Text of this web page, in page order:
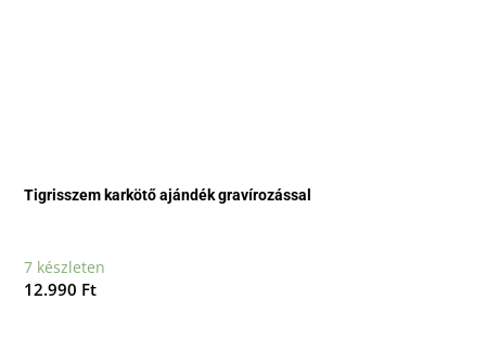
Tigrisszem karkötő ajándék gravírozással
7 készleten
12.990 Ft